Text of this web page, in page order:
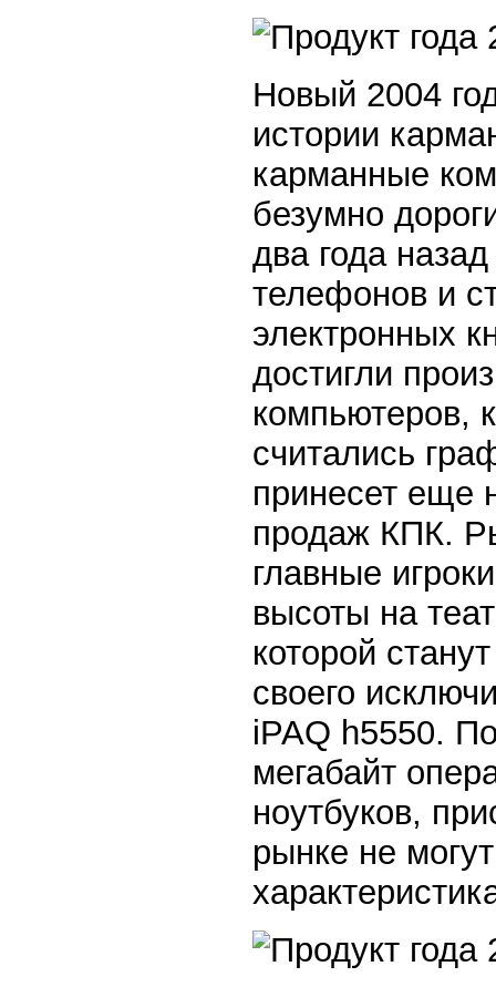
Новый 2004
истории
карманные
безумно
два года
телефонов и
электронных
достигли
компьютеров,
считались
принесет еще
продаж КПК.
главные
высоты на
которой
своего
iPAQ h5550.
мегабайт
ноутбуков,
рынке не